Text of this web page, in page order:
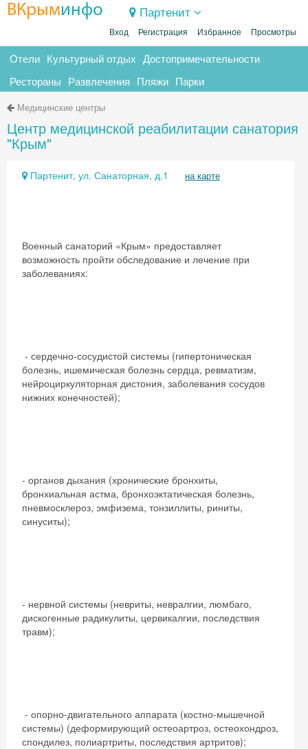
ВКрыминфо Партенит
Вход Регистрация Избранное Просмотры
Отели Культурный отдых Достопримечательности
Рестораны Развлечения Пляжи Парки
Медицинские центры
Центр медицинской реабилитации санатория
"Крым"
Партенит, ул. Санаторная, д.1 на карте
Военный санаторий «Крым» предоставляет
возможность пройти обследование и лечение при
заболеваниях:
- сердечно-сосудистой системы (гипертоническая
болезнь, ишемическая болезнь сердца, ревматизм,
нейроциркуляторная дистония, заболевания сосудов
нижних конечностей);
- органов дыхания (хронические бронхиты,
бронхиальная астма, бронхоэктатическая болезнь,
пневмосклероз, эмфизема, тонзиллиты, риниты,
синуситы);
- нервной системы (невриты, невралгии, люмбаго,
дискогенные радикулиты, цервикалгии, последствия
травм);
- опорно-двигательного аппарата (костно-мышечной
системы) (деформирующий остеоартроз, остеохондроз,
спондилез, полиартриты, последствия артритов);